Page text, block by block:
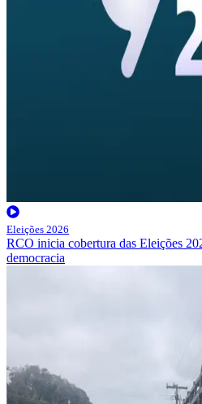
Eleições 2026
RCO inicia cobertura das Eleições
democracia